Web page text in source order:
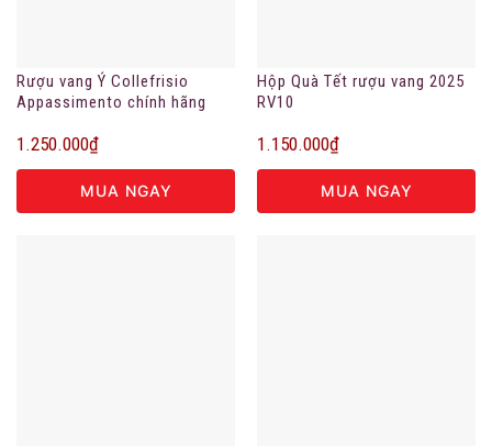
Rượu vang Ý Collefrisio
Appassimento chính hãng
1.250.000₫
MUA NGAY
Hộp Quà Tết rượu vang 2025
RV10
1.150.000₫
MUA NGAY